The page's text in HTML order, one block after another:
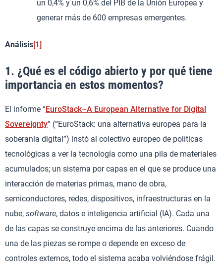
un 0,4% y un 0,6% del PIB de la Unión Europea y
generar más de 600 empresas emergentes.
Análisis[1]
1. ¿Qué es el código abierto y por qué tiene
importancia en estos momentos?
El informe “EuroStack–A European Alternative for Digital
Sovereignty” (“EuroStack: una alternativa europea para la
soberanía digital”) instó al colectivo europeo de políticas
tecnológicas a ver la tecnología como una pila de materiales
acumulados; un sistema por capas en el que se produce una
interacción de materias primas, mano de obra,
semiconductores, redes, dispositivos, infraestructuras en la
nube, software, datos e inteligencia artificial (IA). Cada una
de las capas se construye encima de las anteriores. Cuando
una de las piezas se rompe o depende en exceso de
controles externos, todo el sistema acaba volviéndose frágil.